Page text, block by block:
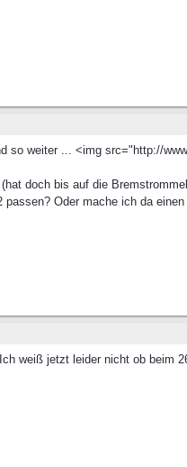
so weiter ... <img src="http://
doch bis auf die
Oder mache ich da
weiß jetzt leider nicht ob beim